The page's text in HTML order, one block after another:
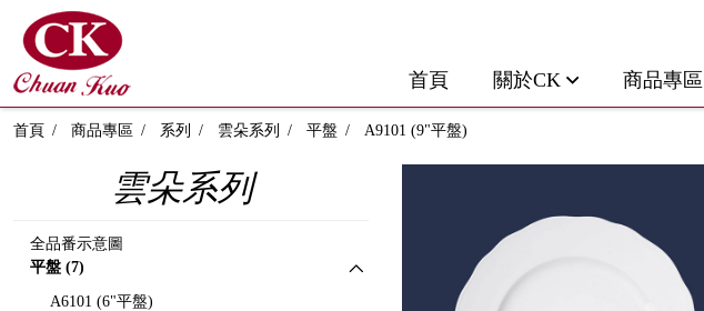
首頁 關於CK 商品專區
首頁 商品專區 系列 雲朵系列 平盤 A9101 (9"平盤)
雲朵系列
全品番示意圖
平盤 (7)
A6101 (6"平盤)